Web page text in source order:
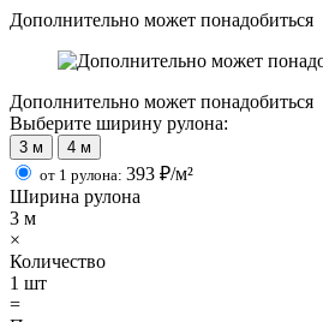
Дополнительно может понадобиться
Дополнительно может понадобиться
Выберите ширину рулона:
3 м
4 м
от 1 рулона: 393 ₽/м²
Ширина рулона
3 м
×
Количество
1 шт
=